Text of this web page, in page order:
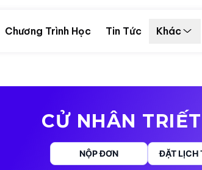
Chương Trình Học Tin Tức Khác
CỬ NHÂN
NỘP ĐƠN ĐẶT LỊCH